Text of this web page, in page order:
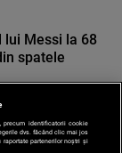
lui Messi la 68
spatele
precum identificatorii cookie
dvs. făcând clic mai jos
partenerilor noștri și